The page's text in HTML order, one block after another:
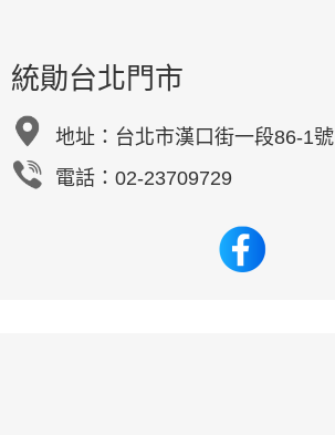
統勛台北門市
地址： 台北市漢口街一段86-1號
電話：02-23709729